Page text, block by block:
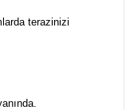
terazinizi